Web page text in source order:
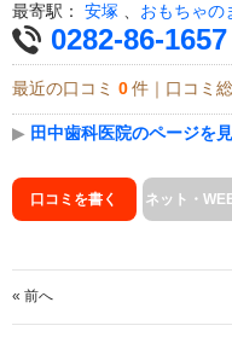
最寄駅： 安塚 おもちゃの
0282-86-1657
最近の口コミ 0 件｜口コミ
▶ 田中歯科医院のページを
口コミを書く ネット・
« 前へ